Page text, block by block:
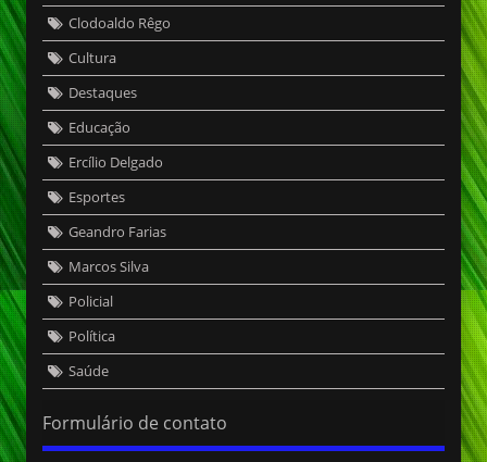
Clodoaldo Rêgo
Cultura
Destaques
Educação
Ercílio Delgado
Esportes
Geandro Farias
Marcos Silva
Policial
Política
Saúde
Formulário de contato